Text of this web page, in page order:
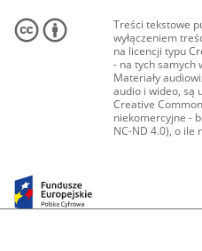
Treści tekstowe
wyłączeniem
na licencji typu
- na tych samych
Materiały
audio i wideo, są
Creative
niekomercyjne -
NC-ND 4.0), o ile